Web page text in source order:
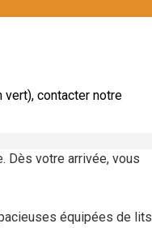
contacter notre
Dès votre arrivée, vous
équipées de lits